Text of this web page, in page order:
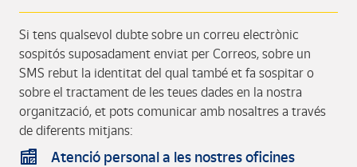
Si tens qualsevol dubte sobre un correu electrònic
sospitós suposadament enviat per Correos, sobre un
SMS rebut la identitat del qual també et fa sospitar o
sobre el tractament de les teues dades en la nostra
organització, et pots comunicar amb nosaltres a través
de diferents mitjans:
Atenció personal a les nostres oficines